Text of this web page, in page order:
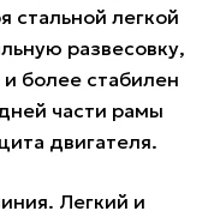
стальной легкой
развесовку,
более стабилен
части рамы
двигателя.
Легкий и